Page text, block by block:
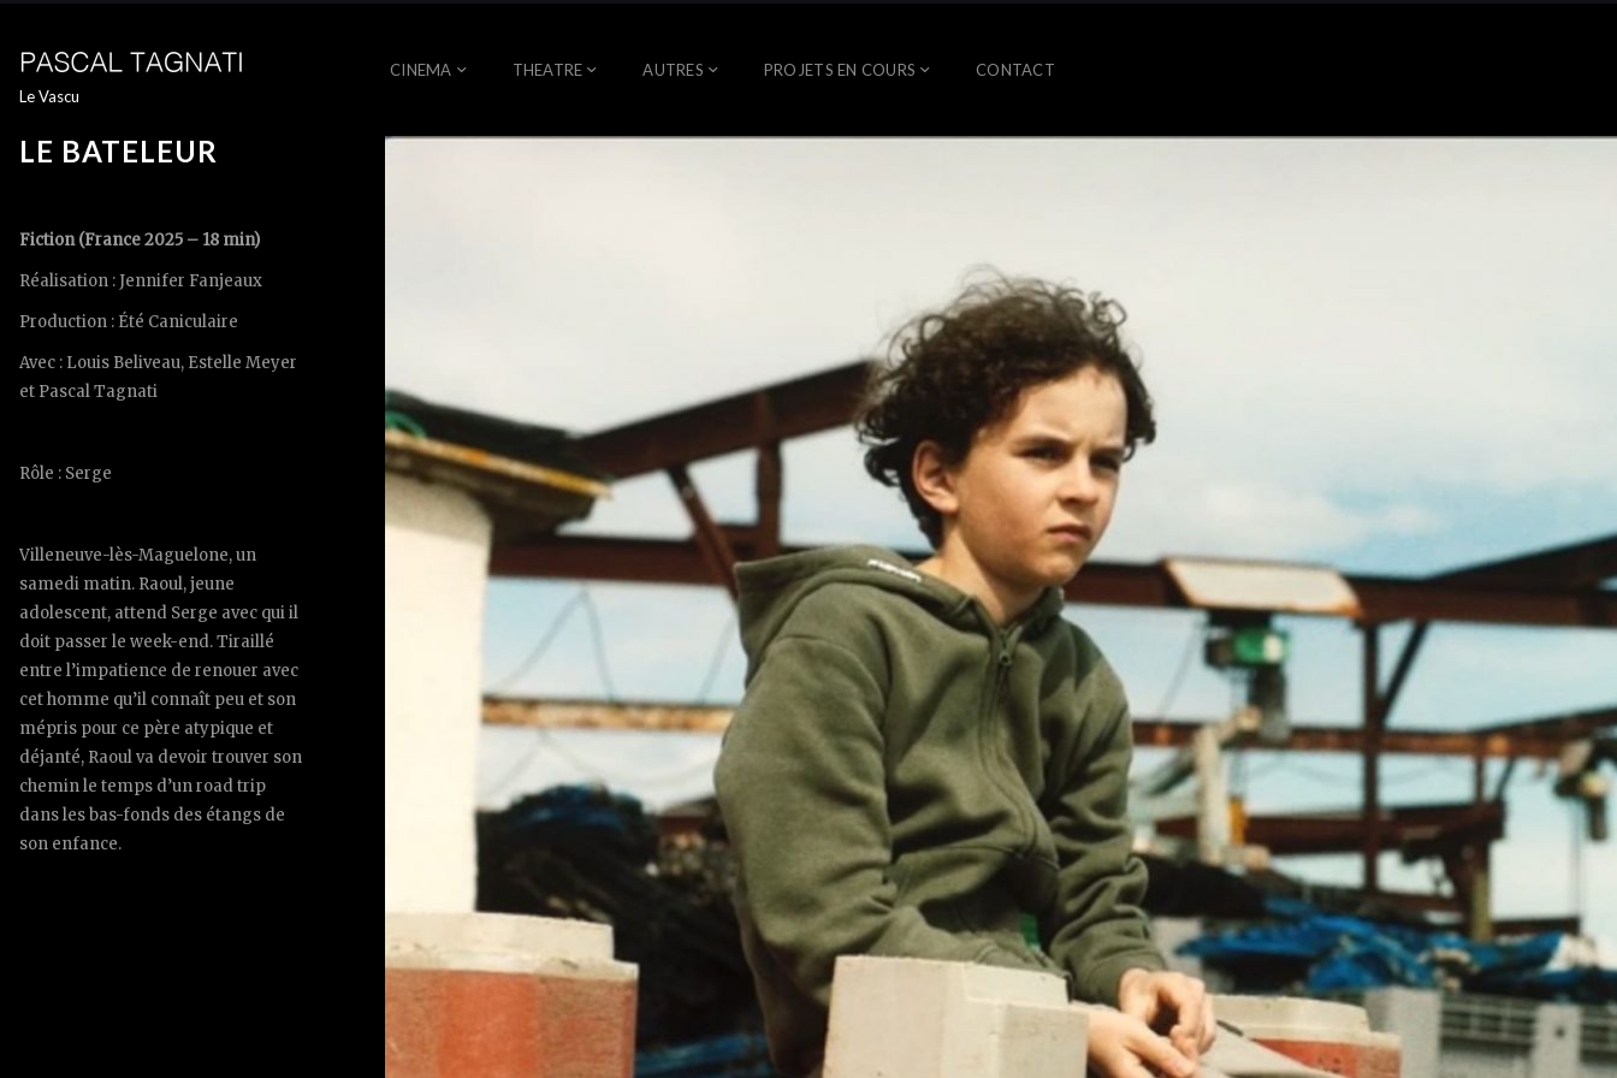
Le Vascu
CINEMA THEATRE AUTRES PROJETS EN COURS CONTACT
LE BATELEUR
Fiction (France 2025 – 18 min)
Réalisation : Jennifer Fanjeaux
Production : Été Caniculaire
Avec : Louis Beliveau, Estelle Meyer
et Pascal Tagnati
Rôle : Serge
Villeneuve-lès-Maguelone, un
samedi matin. Raoul, jeune
adolescent, attend Serge avec qui il
doit passer le week-end. Tiraillé
entre l’impatience de renouer avec
cet homme qu’il connaît peu et son
mépris pour ce père atypique et
déjanté, Raoul va devoir trouver son
chemin le temps d’un road trip
dans les bas-fonds des étangs de
son enfance.